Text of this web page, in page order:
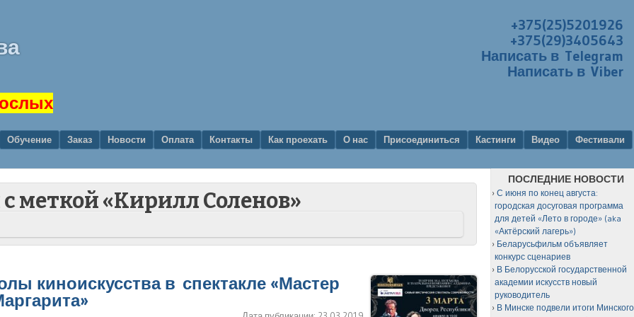
+375(25)5201926
+375(29)3405643
Написать в Telegram
Написать в Viber
Обучение Заказ Новости Оплата Контакты Как проехать О нас Присоединиться Кастинги Видео
Фестивали
с меткой «Кирилл Соленов»
киноискусства в спектакле «Мастер
ПОСЛЕДНИЕ НОВОСТИ
С июня по конец августа:
городская досуговая программа
для детей «Лето в городе» (aka
«Актёрский лагерь»)
Беларусьфильм объявляет
конкурс сценариев
В Белорусской государственной
академии искусств новый
руководитель
В Минске подвели итоги Минского